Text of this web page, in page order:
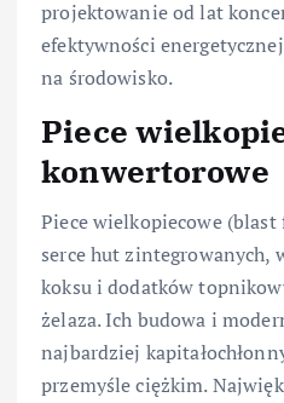
projektowanie od lat
efektywności
na środowisko.
Piece
konwertorowe
Piece wielkopiecowe
serce hut zintegrowanych,
koksu i dodatków
żelaza. Ich budowa i
najbardziej
przemyśle ciężkim.